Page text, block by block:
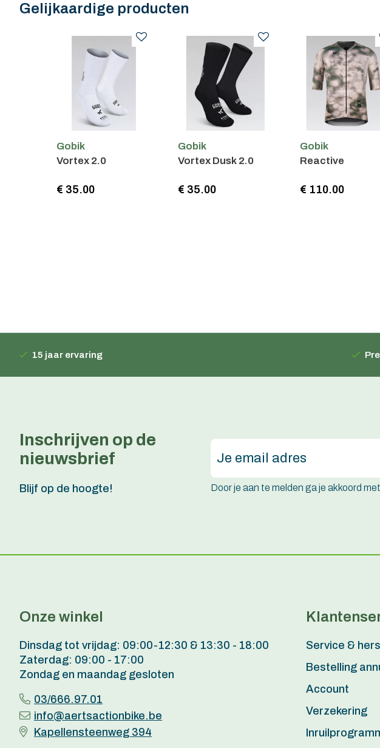
Gelijkaardige producten
Gobik
Vortex 2.0
€ 35.00
Gobik
Vortex Dusk 2.0
€ 35.00
Gobik
Reactive
€ 110.00
15 jaar ervaring
Inschrijven op de
nieuwsbrief
Blijf op de hoogte! Door je aan te melden ga je akkoord
Onze winkel
Dinsdag tot vrijdag: 09:00-12:30 & 13:30 - 18:00
Zaterdag: 09:00 - 17:00
Zondag en maandag gesloten
03/666.97.01
info@aertsactionbike.be
Kapellensteenweg 394
Service &
Bestelling
Account
Verzekering